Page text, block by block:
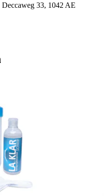
33, 1042 AE